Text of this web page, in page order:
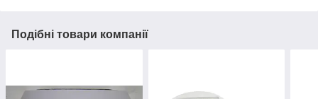
Подібні товари компанії